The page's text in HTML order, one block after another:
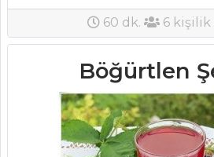
Tarifleri
MASTERCHEF
Mevlevi Pilavı
(Hassaten Lokma)
Somer şefin
60 dk. 6 kişilik
Böğürtlen